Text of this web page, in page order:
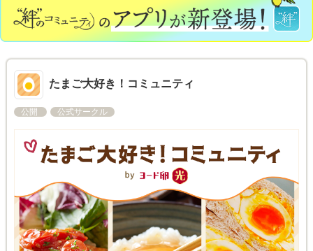
たまご大好き！コミュニティ
公開 公式サークル